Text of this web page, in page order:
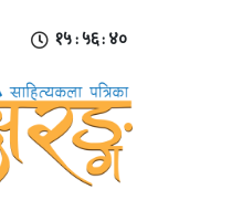
१५ : ५६ : ४१